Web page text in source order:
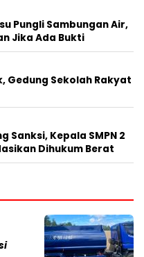
Pungli Sambungan Air,
Jika Ada Bukti
Gedung Sekolah Rakyat
Sanksi, Kepala SMPN 2
Dihukum Berat